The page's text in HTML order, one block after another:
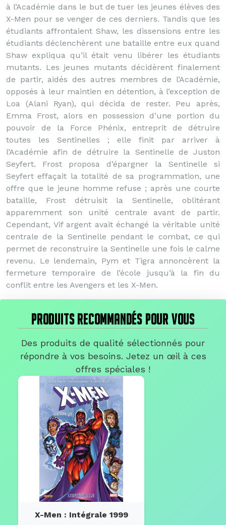
à l’Académie dans le but de tuer les jeunes élèves des
X-Men pour se venger de ces derniers. Tandis que les
étudiants affrontaient Shaw, les dissensions entre les
étudiants déclenchèrent une bataille entre eux quand
Shaw expliqua qu’il était venu libérer les étudiants
mutants. Les jeunes mutants décidèrent finalement
de partir, aidés des autres membres de l’Académie,
opposés à leur maintien en détention, à l’exception de
Loa (Alani Ryan), qui décida de rester. Peu après,
Emma Frost, alors en possession d’une portion du
pouvoir de la Force Phénix, entreprit de détruire
toutes les Sentinelles ; elle finit par arriver à
l’Académie afin de détruire la Sentinelle de Juston
Seyfert. Frost proposa d’épargner la Sentinelle si
Seyfert effaçait la totalité de sa programmation, une
offre que le jeune homme refuse ; après une courte
bataille, Frost détruisit la Sentinelle, oblitérant
apparemment son unité centrale avant de partir.
Cependant, Vif argent avait échangé la véritable unité
centrale de la Sentinelle pendant le combat, ce qui
permet de reconstruire la Sentinelle une fois le calme
revenu. Le lendemain, Pym et Tigra annoncèrent la
fermeture temporaire de l’école jusqu’à la fin du
conflit entre les Avengers et les X-Men.
PRODUITS RECOMMANDÉS POUR VOUS
Des produits de qualité sélectionnés pour
répondre à vos besoins. Jetez un œil à ces
offres spéciales !
X-Men : Intégrale 1999